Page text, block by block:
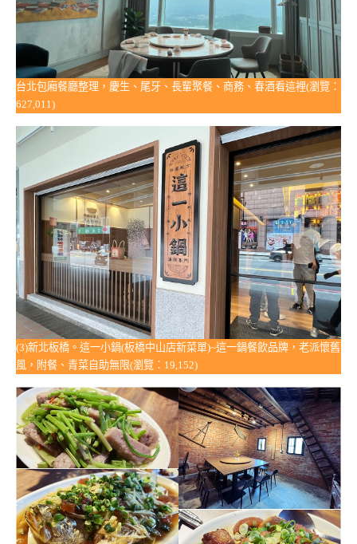
台北包廂餐廳整理，慶生、尾牙、長輩聚餐、商務、春酒看這裡(瀏覽：
627,011)
(3)新北板橋。這一小鍋(板橋中山店新菜單)~這一鍋餐飲品牌，老派懷舊
風，附餐、青菜自助無限(瀏覽：19,152)